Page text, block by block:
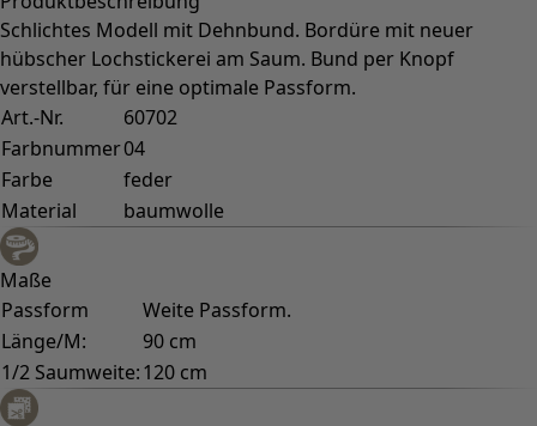
Schlichtes Modell mit Dehnbund. Bordüre mit neuer
hübscher Lochstickerei am Saum. Bund per Knopf
verstellbar, für eine optimale Passform.
Art.-Nr.
60702
Farbnummer04
Farbe
feder
Material
baumwolle
Maße
Passform
Weite Passform.
Länge/M:
90 cm
1/2 Saumweite:120 cm